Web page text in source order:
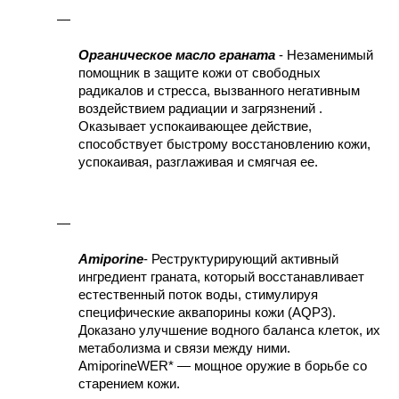
Органическое масло граната - Незаменимый
помощник в защите кожи от свободных
радикалов и стресса, вызванного негативным
воздействием радиации и загрязнений .
Оказывает успокаивающее действие,
способствует быстрому восстановлению кожи,
успокаивая, разглаживая и смягчая ее.
Amiporine- Реструктурирующий активный
ингредиент граната, который восстанавливает
естественный поток воды, стимулируя
специфические аквапорины кожи (AQP3).
Доказано улучшение водного баланса клеток, их
метаболизма и связи между ними.
AmiporineWER* — мощное оружие в борьбе со
старением кожи.